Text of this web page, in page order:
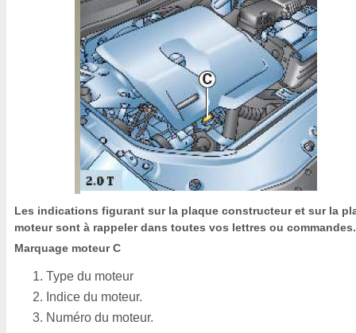
Les indications figurant sur la plaque constructeur et sur la
moteur sont à rappeler dans toutes vos lettres ou commandes.
Marquage moteur C
Type du moteur
Indice du moteur.
Numéro du moteur.